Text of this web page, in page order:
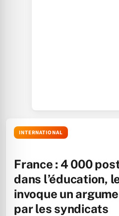
INTERNATIONAL
France : 4 000
dans l’éducation,
invoque un
par les syndicats